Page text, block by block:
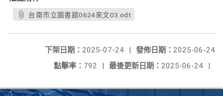
台南市立圖書館0624來文03.odt
發佈日期： 2025-06-24
下架日期： 2025-07-24
|
最後更新日期： 2025-06-24 |
點擊率： 792 |